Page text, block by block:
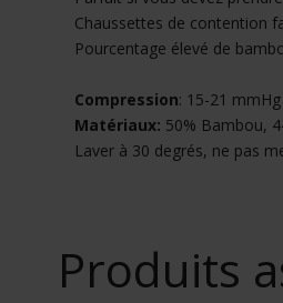
Chaussettes de contention
Pourcentage élevé de
Compression: 15-21 mmHg
Matériaux: 50% Bambou,
Laver à 30 degrés, ne pas
Produits